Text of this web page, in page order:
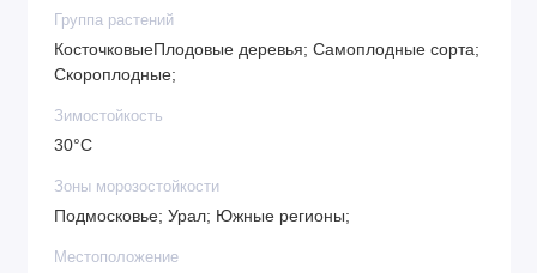
Группа растений
КосточковыеПлодовые деревья; Самоплодные сорта;
Скороплодные;
Зимостойкость
30°C
Зоны морозостойкости
Подмосковье; Урал; Южные регионы;
Местоположение